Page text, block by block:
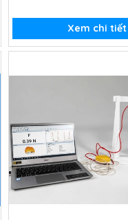
Xem chi tiết